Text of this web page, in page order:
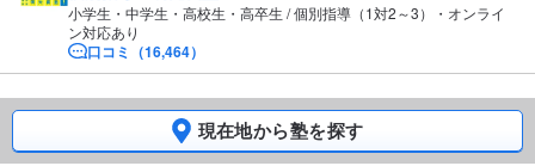
小学生・中学生・高校生・高卒生 / 個別指導（1対2～3）・オンライ
ン対応あり
口コミ（16,464）
現在地から塾を探す